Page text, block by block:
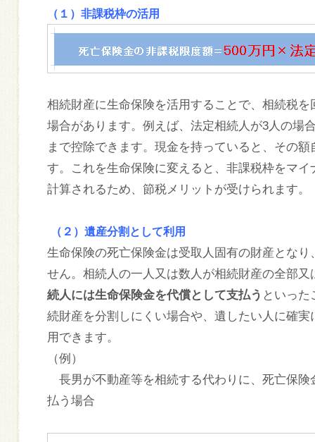
（１）非課税枠の活用
相続財産に生命保険を活用することで、相続税
場合があります。例えば、法定相続人が3人の場
まで控除できます。現金を持っていると、その
す。これを生命保険に変えると、非課税枠をマ
計算されるため、節税メリットが受けられます。
（２）遺産分割として利用
生命保険の死亡保険金は受取人固有の財産とな
せん。相続人の一人又は数人が相続財産の全部
続人には生命保険金を代償として支払う といった
続財産を分割しにくい場合や、遺したい人に確
用できます。
（例）
長男が不動産等を相続する代わりに、死亡保険
払う場合